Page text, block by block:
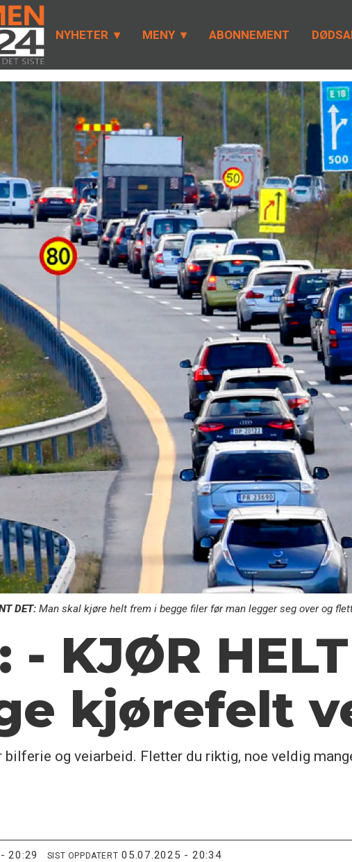
NYHETER MENY ABONNEMENT
DET: Man skal kjøre helt frem i begge filer før man legger seg over og
- KJØR
kjørefelt
og veiarbeid. Fletter du riktig, noe veldig
20:29 SIST OPPDATERT 05.07.2025 - 20:34